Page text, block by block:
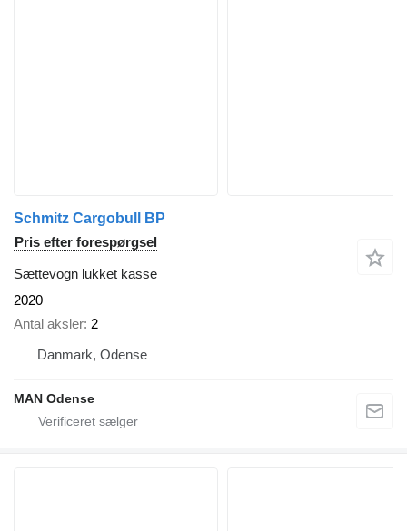
Schmitz Cargobull BP
Pris efter forespørgsel
Sættevogn lukket kasse
2020
Antal aksler 2
Danmark, Odense
MAN Odense